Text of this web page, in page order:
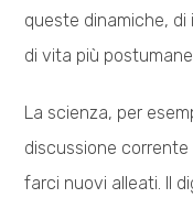
queste dinamiche,
di vita più
La scienza, per
discussione
farci nuovi alleati. Il